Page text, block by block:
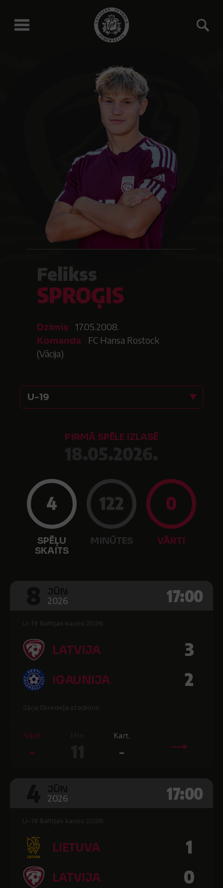
Felikss
SPROĢIS
Dzimis 17.05.2008.
Komanda
FC Hansa Rostock
(Vācija)
U-19
PIRMĀ SPĒLE IZLASĒ
4
SPĒĻU
SKAITS
122
MINŪTES
0
VĀRTI
2026 17:00
U-19 Baltijas kauss 2026
LATVIJA 3
IGAUNIJA 2
Jāņa Skredeļa stadions
Vārti
-
Kart.
-
2026 17:00
U-19 Baltijas kauss 2026
LIETUVA 1
LATVIJA 0